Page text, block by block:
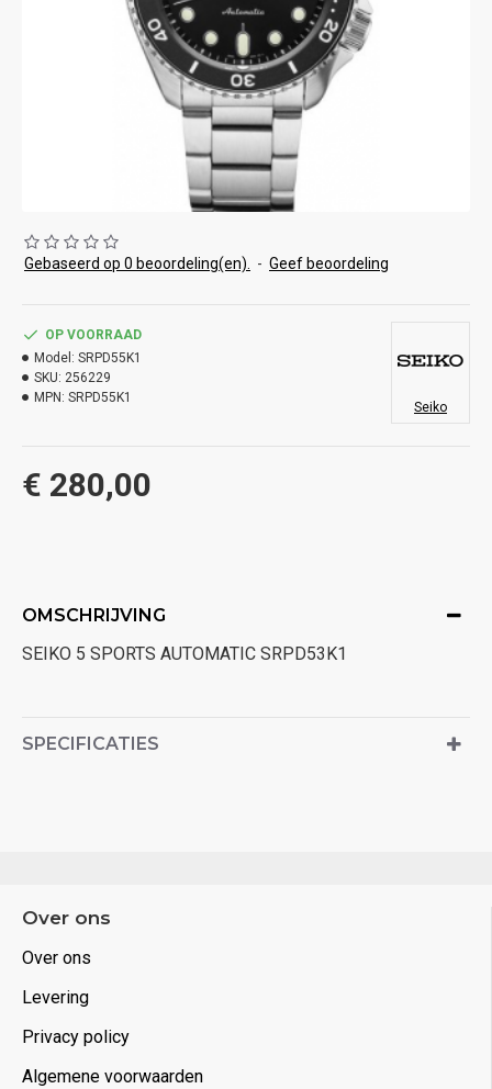
Gebaseerd op 0 beoordeling(en). - Geef beoordeling
€ 280,00
OP VOORRAAD
Model: SRPD55K1
SKU: 256229
MPN: SRPD55K1
Seiko
OMSCHRIJVING
SEIKO 5 SPORTS AUTOMATIC SRPD53K1
SPECIFICATIES
Over ons
Over ons
Levering
Privacy policy
Algemene voorwaarden